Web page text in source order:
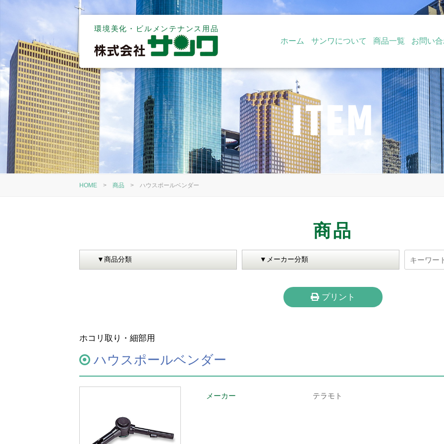
環境美化・ビルメンテナンス用品
ホーム
サンワについて 商品一覧 お問い
ITEM
HOME > 商品 > ハウスポールベンダー
商品
プリント
ホコリ取り・細部用
ハウスポールベンダー
メーカー テラモト